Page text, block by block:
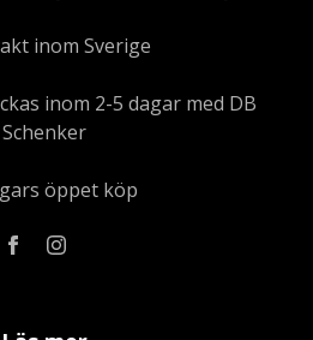
inom Sverige
inom 2-5 dagar med DB
Schenker
öppet köp